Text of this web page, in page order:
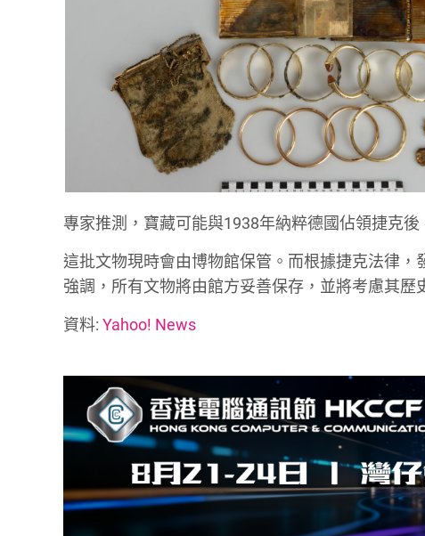
專家推測，寶藏可能與1938年納粹德國佔領捷克
這批文物現時會由博物館保管。而根據捷克法律
強調，所有文物將由館方妥善保存，並將考慮其歷
資料:Yahoo! News